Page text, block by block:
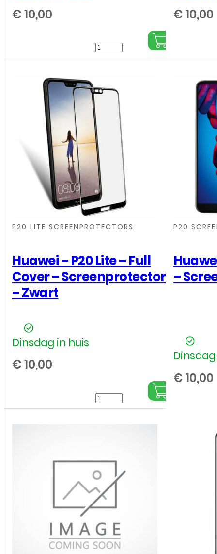
€10,00
Huawei
-
10
Pro
-
Full
Cover
-
Screenprotector
-
Wit
aantal
€10,00
P20 LITE SCREENPROTECTORS
Huawei – P20 Lite – Full
Cover – Screenprotector
– Zwart
Dinsdag in huis
€10,00
Huawei
-
Full
Cover
-
-
Zwart
P20
–
€10,00